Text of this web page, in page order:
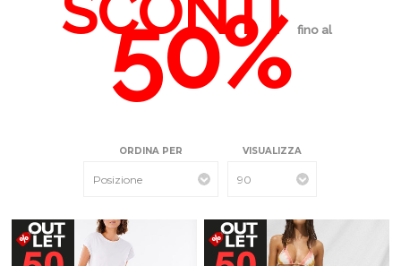
fino al
50%
ORDINA PER VISUALIZZA